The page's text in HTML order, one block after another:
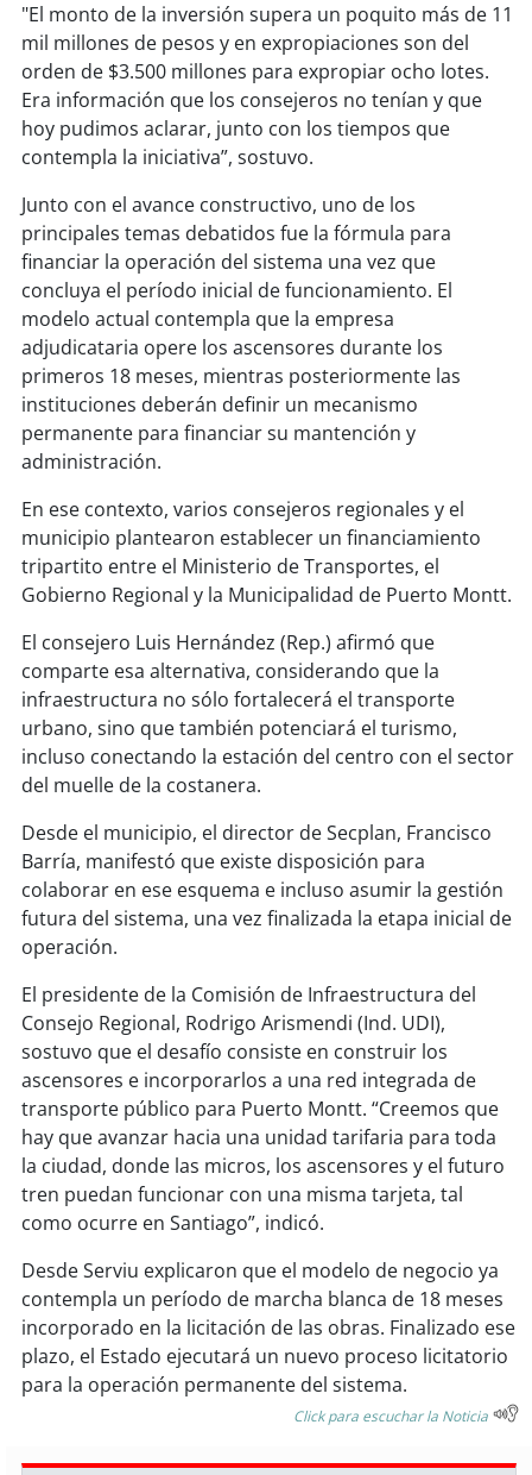
"El monto de la inversión supera un poquito más de 11
mil millones de pesos y en expropiaciones son del
orden de $3.500 millones para expropiar ocho lotes.
Era información que los consejeros no tenían y que
hoy pudimos aclarar, junto con los tiempos que
contempla la iniciativa”, sostuvo.
Junto con el avance constructivo, uno de los
principales temas debatidos fue la fórmula para
financiar la operación del sistema una vez que
concluya el período inicial de funcionamiento. El
modelo actual contempla que la empresa
adjudicataria opere los ascensores durante los
primeros 18 meses, mientras posteriormente las
instituciones deberán definir un mecanismo
permanente para financiar su mantención y
administración.
En ese contexto, varios consejeros regionales y el
municipio plantearon establecer un financiamiento
tripartito entre el Ministerio de Transportes, el
Gobierno Regional y la Municipalidad de Puerto Montt.
El consejero Luis Hernández (Rep.) afirmó que
comparte esa alternativa, considerando que la
infraestructura no sólo fortalecerá el transporte
urbano, sino que también potenciará el turismo,
incluso conectando la estación del centro con el sector
del muelle de la costanera.
Desde el municipio, el director de Secplan, Francisco
Barría, manifestó que existe disposición para
colaborar en ese esquema e incluso asumir la gestión
futura del sistema, una vez finalizada la etapa inicial de
operación.
El presidente de la Comisión de Infraestructura del
Consejo Regional, Rodrigo Arismendi (Ind. UDI),
sostuvo que el desafío consiste en construir los
ascensores e incorporarlos a una red integrada de
transporte público para Puerto Montt. “Creemos que
hay que avanzar hacia una unidad tarifaria para toda
la ciudad, donde las micros, los ascensores y el futuro
tren puedan funcionar con una misma tarjeta, tal
como ocurre en Santiago”, indicó.
Desde Serviu explicaron que el modelo de negocio ya
contempla un período de marcha blanca de 18 meses
incorporado en la licitación de las obras. Finalizado ese
plazo, el Estado ejecutará un nuevo proceso licitatorio
para la operación permanente del sistema.
Click para escuchar la Noticia